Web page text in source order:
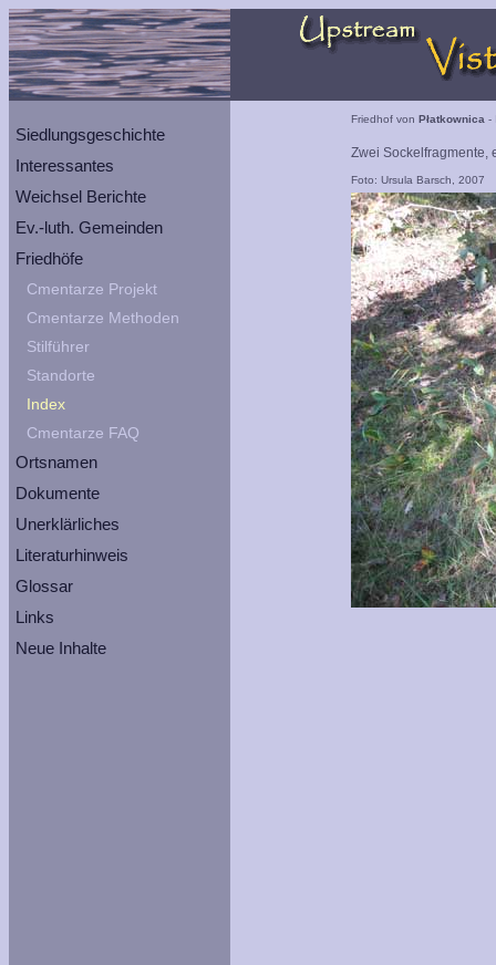
Siedlungsgeschichte
Interessantes
Weichsel Berichte
Ev.-luth. Gemeinden
Friedhöfe
Cmentarze Projekt
Cmentarze Methoden
Stilführer
Standorte
Index
Cmentarze FAQ
Ortsnamen
Dokumente
Unerklärliches
Literaturhinweis
Glossar
Links
Neue Inhalte
Friedhof von Płatkownica -
Zwei Sockelfragmente,
Foto: Ursula Barsch, 2007